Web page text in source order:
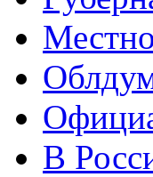
В